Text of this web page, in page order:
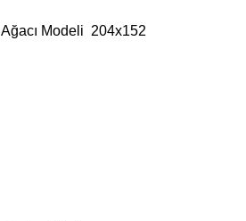
Modeli 204x152